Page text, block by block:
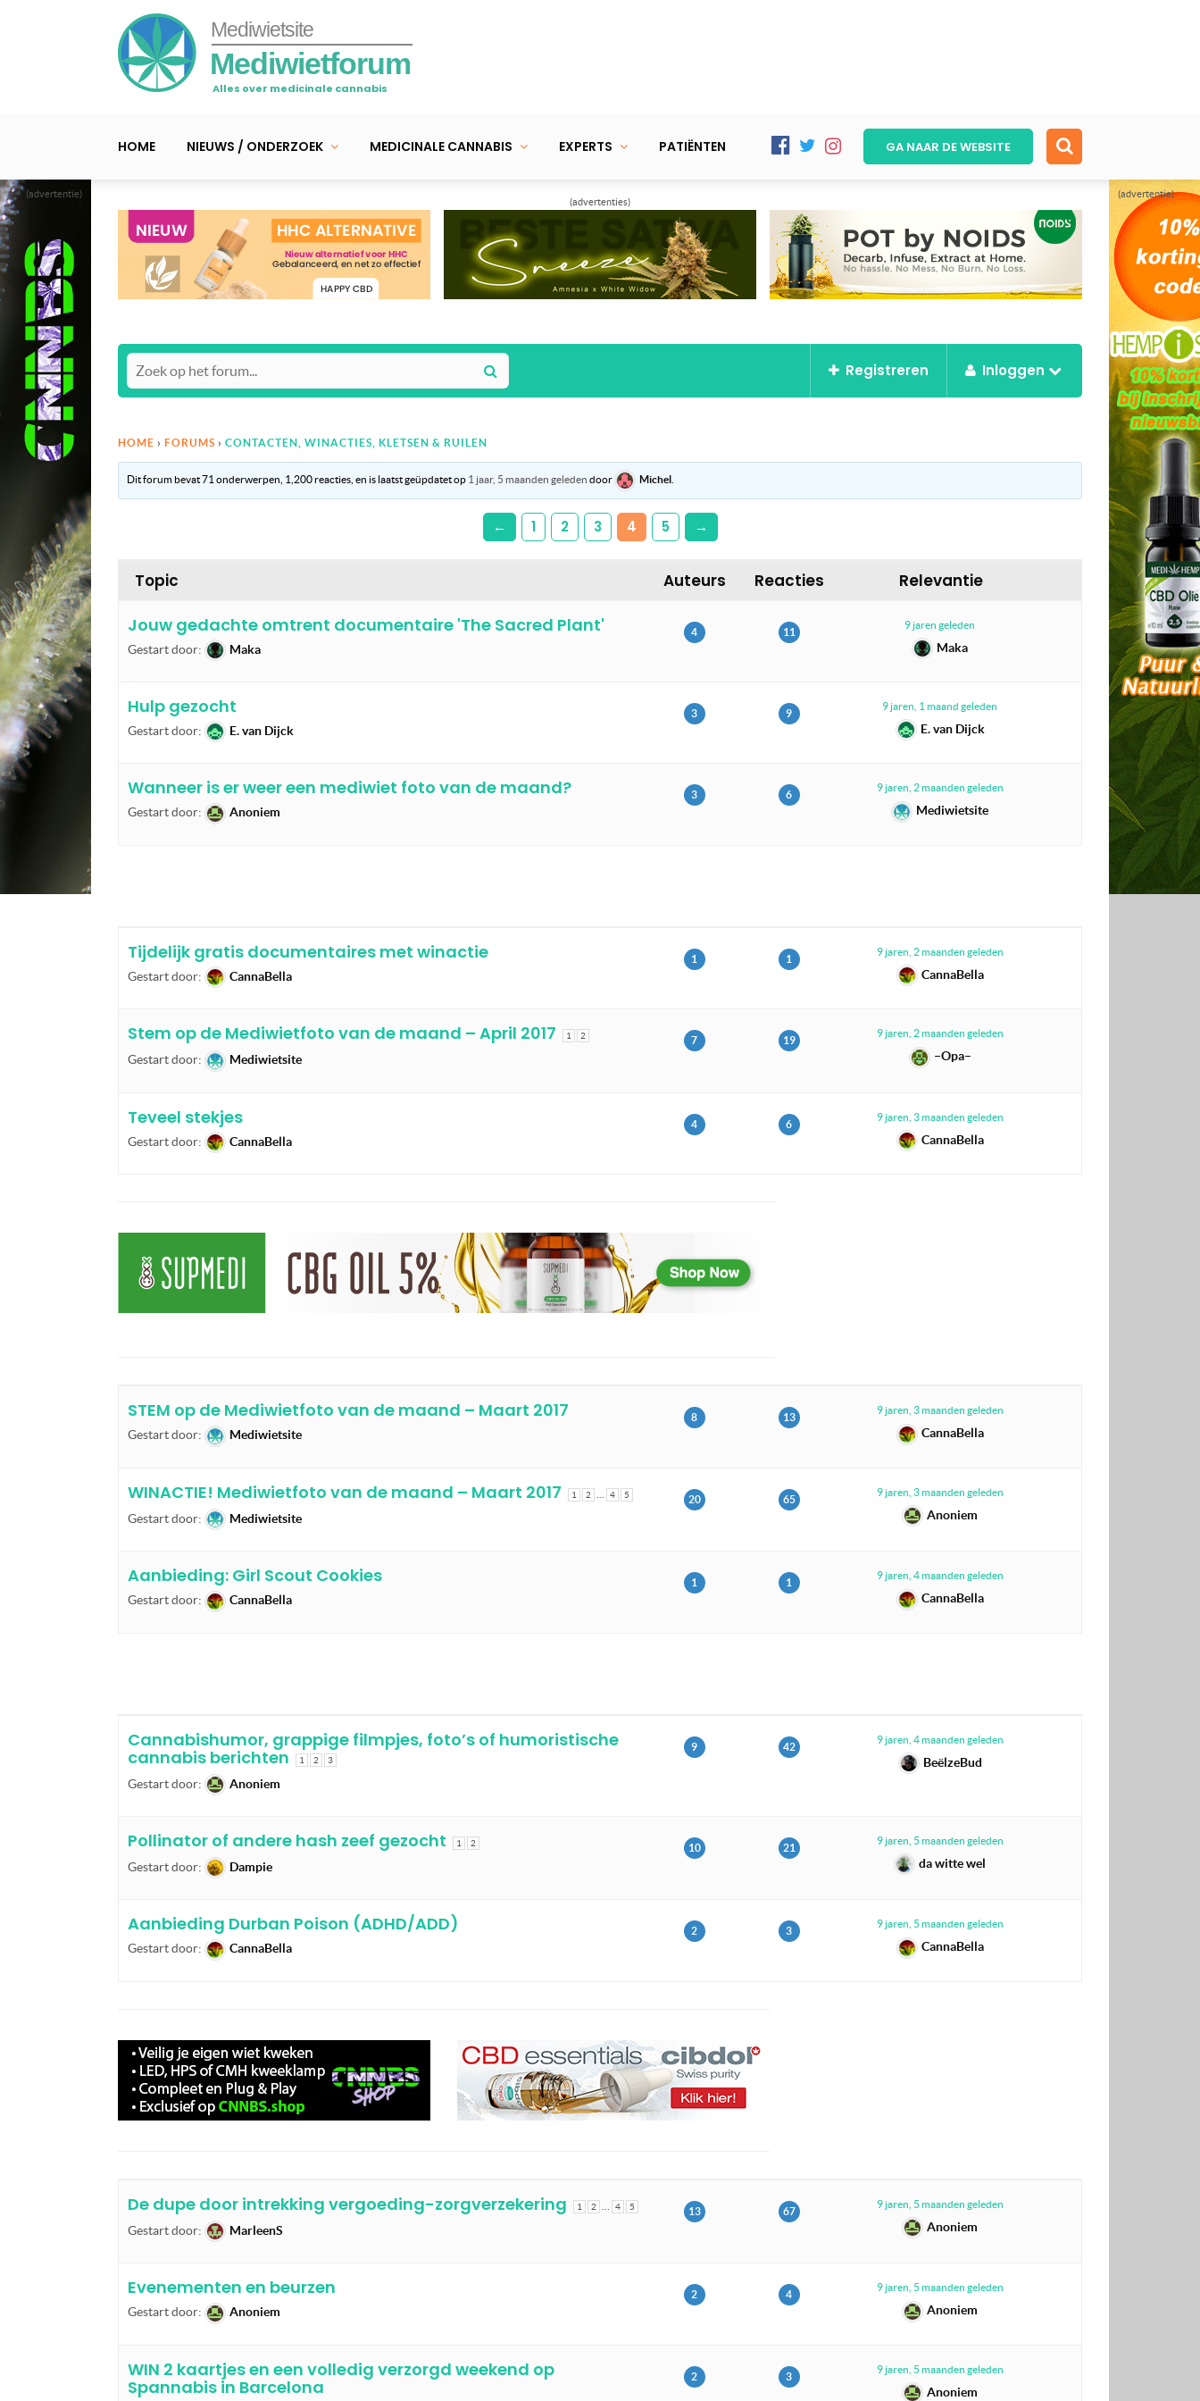
(advertentie) (advertentie)
Mediwietsite
Mediwietforum
Alles over medicinale cannabis
HOME NIEUWS / ONDERZOEK MEDICINALE CANNABIS EXPERTS PATIËNTEN GA NAAR DEWEBSITE
(advertenties)
Registreren Inloggen
HOME › FORUMS › CONTACTEN, WINACTIES, KLETSEN & RUILEN
Dit forum bevat 71 onderwerpen, 1,200 reacties, en is laatst geüpdatet op 1 jaar, 5 maanden geleden door Michel
← 1 2 3 4 5 →
Topic Auteurs Reacties Relevantie
Jouw gedachte omtrent documentaire 'The Sacred Plant'
Gestart door: Maka
4 11
9 jaren geleden
Maka
Hulp gezocht
Gestart door: E. van Dijck
3 9
9 jaren, 1 maand geleden
E. van Dijck
Wanneer is er weer een mediwiet foto van de maand?
Gestart door: Anoniem
3 6
9 jaren, 2 maanden geleden
Mediwietsite
Tijdelijk gratis documentaires met winactie
Gestart door: CannaBella
1 1
9 jaren, 2 maanden geleden
CannaBella
Stem op de Mediwietfoto van de maand – April 2017 1 2
Gestart door: Mediwietsite
7 19
9 jaren, 2 maanden geleden
–Opa–
Teveel stekjes
Gestart door: CannaBella
4 6
9 jaren, 3 maanden geleden
CannaBella
STEM op de Mediwietfoto van de maand – Maart 2017
Gestart door: Mediwietsite
8 13
9 jaren, 3 maanden geleden
CannaBella
WINACTIE! Mediwietfoto van de maand – Maart 2017 1 2 4 5
Gestart door: Mediwietsite
20 65
9 jaren, 3 maanden geleden
Anoniem
Aanbieding: Girl Scout Cookies
Gestart door: CannaBella
1 1
9 jaren, 4 maanden geleden
CannaBella
Cannabishumor, grappige filmpjes, foto’s of humoristische
cannabis berichten
1 2 3
Gestart door: Anoniem
9 42
9 jaren, 4 maanden geleden
BeëlzeBud
Pollinator of andere hash zeef gezocht 1 2
Gestart door: Dampie
10 21
9 jaren, 5 maanden geleden
da witte wel
Aanbieding Durban Poison (ADHD/ADD)
Gestart door: CannaBella
2 3
9 jaren, 5 maanden geleden
CannaBella
De dupe door intrekking vergoeding-zorgverzekering 1 2 4 5
Gestart door: MarleenS
13 67
9 jaren, 5 maanden geleden
Anoniem
Evenementen en beurzen
Gestart door: Anoniem
2 4
9 jaren, 5 maanden geleden
Anoniem
WIN 2 kaartjes en een volledig verzorgd weekend op
Spannabis in Barcelona
2 3
9 jaren, 5 maanden geleden
Anoniem